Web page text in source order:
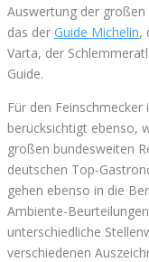
Auswertung der
das der Guide Michelin,
Varta, der
Guide.
Für den
berücksichtigt ebenso,
großen bundesweiten
deutschen Top-
gehen ebenso in die
Ambiente-
unterschiedliche
verschiedenen